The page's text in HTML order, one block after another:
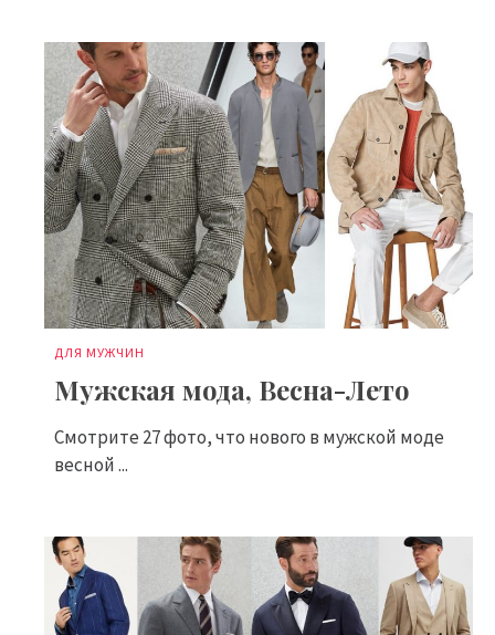
ДЛЯ МУЖЧИН
Мужская мода, Весна-Лето
Смотрите 27 фото, что нового в мужской моде
весной ...